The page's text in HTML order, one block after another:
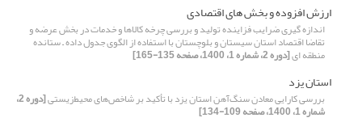
ارزش افزوده و بخش ‏های اقتصادی
اندازه گیری ضرایب فزاینده تولید و بررسی چرخه کالاها و خدمات در بخش عرضه و
تقاضا اقتصاد استان سیستان و بلوچستان با استفاده از الگوی جدول داده – ستانده
منطقه ای[دوره 2، شماره 1، 1400، صفحه 135-165]
استان یزد
بررسی کارایی معادن سنگ‌آهن استان یزد با تأکید بر شاخص‌های محیط‌زیستی [دوره 2،
شماره 1، 1400، صفحه 109-134]